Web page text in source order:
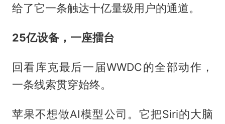
给了它一条触达十亿量级用户的通道。
25亿设备，一座擂台
回看库克最后一届WWDC的全部动作，
一条线索贯穿始终。
苹果不想做AI模型公司。它把Siri的大脑